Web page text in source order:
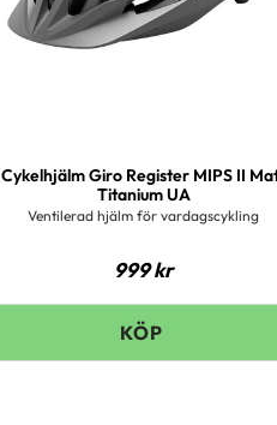
Cykelhjälm Giro Register MIPS II
Titanium UA
Ventilerad hjälm för vardagscykling
999kr